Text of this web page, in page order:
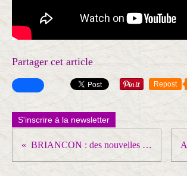
Partager cet article
Repost
S'inscrire à la newsletter
BRIANCON : des nouvelles de la lutte !